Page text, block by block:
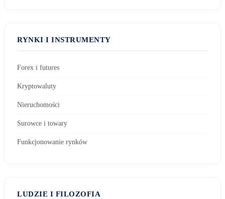
RYNKI I INSTRUMENTY
Forex i futures
Kryptowaluty
Nieruchomości
Surowce i towary
Funkcjonowanie rynków
LUDZIE I FILOZOFIA